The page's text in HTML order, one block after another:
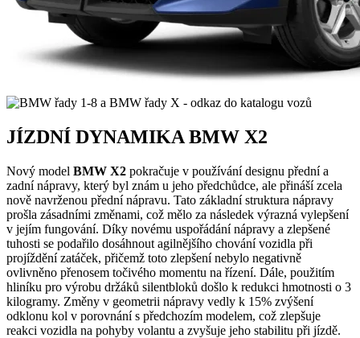
JÍZDNÍ DYNAMIKA BMW X2
Nový model BMW X2 pokračuje v používání designu přední a
zadní nápravy, který byl znám u jeho předchůdce, ale přináší zcela
nově navrženou přední nápravu. Tato základní struktura nápravy
prošla zásadními změnami, což mělo za následek výrazná vylepšení
v jejím fungování. Díky novému uspořádání nápravy a zlepšené
tuhosti se podařilo dosáhnout agilnějšího chování vozidla při
projíždění zatáček, přičemž toto zlepšení nebylo negativně
ovlivněno přenosem točivého momentu na řízení. Dále, použitím
hliníku pro výrobu držáků silentbloků došlo k redukci hmotnosti o 3
kilogramy. Změny v geometrii nápravy vedly k 15% zvýšení
odklonu kol v porovnání s předchozím modelem, což zlepšuje
reakci vozidla na pohyby volantu a zvyšuje jeho stabilitu při jízdě.